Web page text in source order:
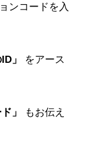
ンコードを入
」
をアース
」
もお伝え